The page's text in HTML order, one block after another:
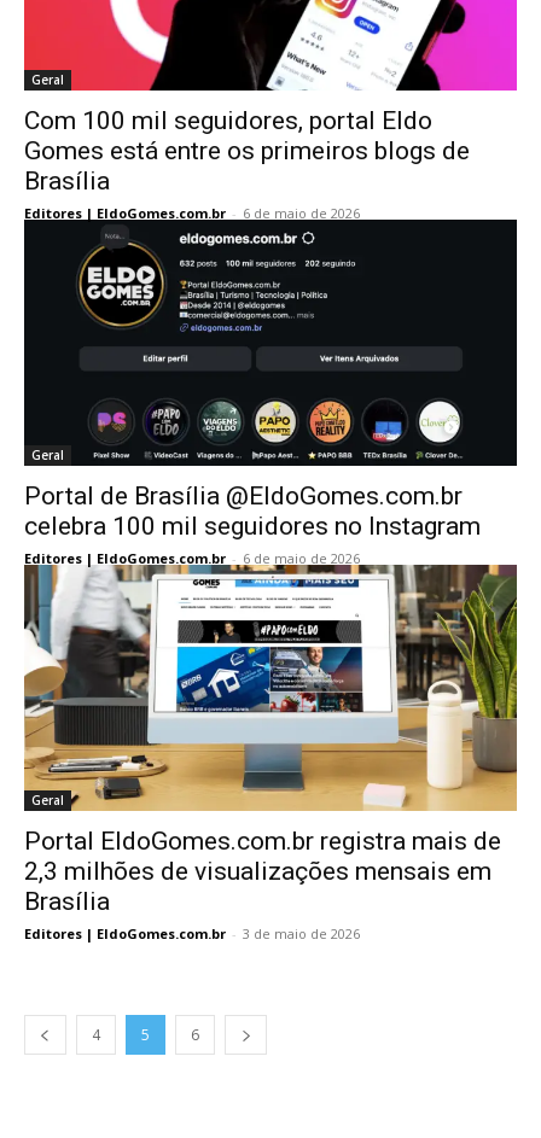
Geral
Com 100 mil seguidores, portal Eldo
Gomes está entre os primeiros blogs de
Brasília
Editores | EldoGomes.com.br - 6 de maio de 2026
Geral
Portal de Brasília @EldoGomes.com.br
celebra 100 mil seguidores no Instagram
Editores | EldoGomes.com.br - 6 de maio de 2026
Geral
Portal EldoGomes.com.br registra mais de
2,3 milhões de visualizações mensais em
Brasília
Editores | EldoGomes.com.br - 3 de maio de 2026
4 5 6